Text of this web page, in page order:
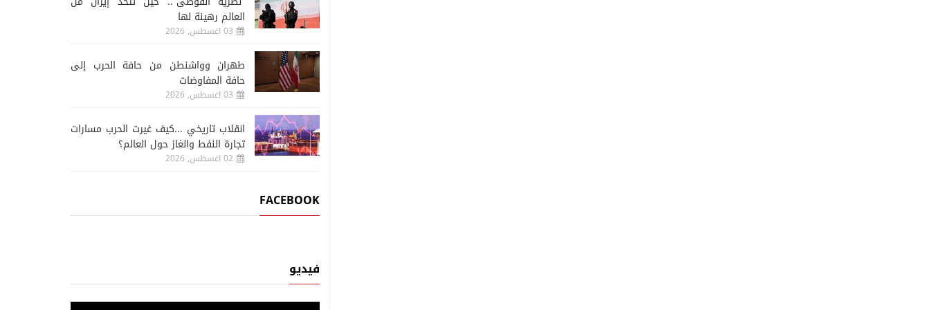
العالم رهينة لها
03 اغسطس, 2026
طهران وواشنطن من حافة الحرب إلى
حافة المفاوضات
03 اغسطس, 2026
انقلاب تاريخي ...كيف غيرت الحرب مسارات
تجارة النفط والغاز حول العالم؟
02 اغسطس, 2026
FACEBOOK
فيديو